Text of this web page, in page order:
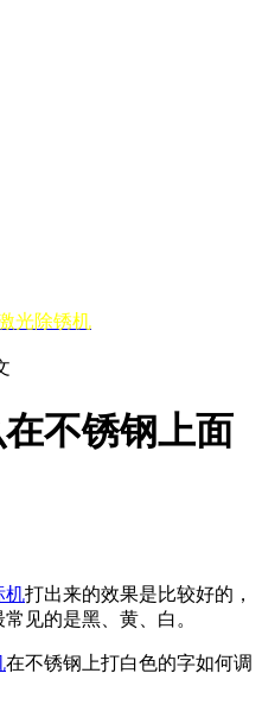
光除锈机
不锈钢上面
机打出来的效果是比较好的，
见的是黑、黄、白。
在不锈钢上打白色的字如何调